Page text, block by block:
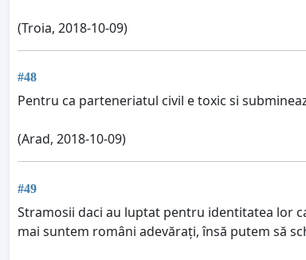
(Troia, 2018-10-09)
#48
Pentru ca parteneriatul civil e toxic si
(Arad, 2018-10-09)
#49
Stramosii daci au luptat pentru identitatea lor
mai suntem români adevărați, însă putem să